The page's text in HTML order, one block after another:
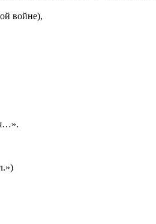
войне),